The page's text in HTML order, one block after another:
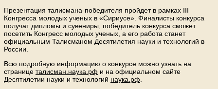
Презентация талисмана-победителя пройдет в рамках III
Конгресса молодых ученых в «Сириусе». Финалисты конкурса
получат дипломы и сувениры, победитель конкурса сможет
посетить Конгресс молодых ученых, а его работа станет
официальным Талисманом Десятилетия науки и технологий в
России.
Всю подробную информацию о конкурсе можно узнать на
странице талисман.наука.рф и на официальном сайте
Десятилетии науки и технологий наука.рф